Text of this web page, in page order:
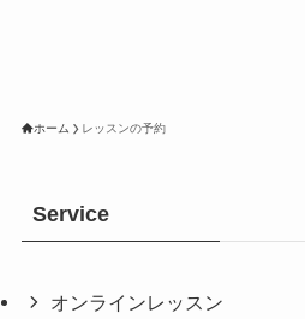
ホーム レッスンの予約
Service
オンラインレッスン